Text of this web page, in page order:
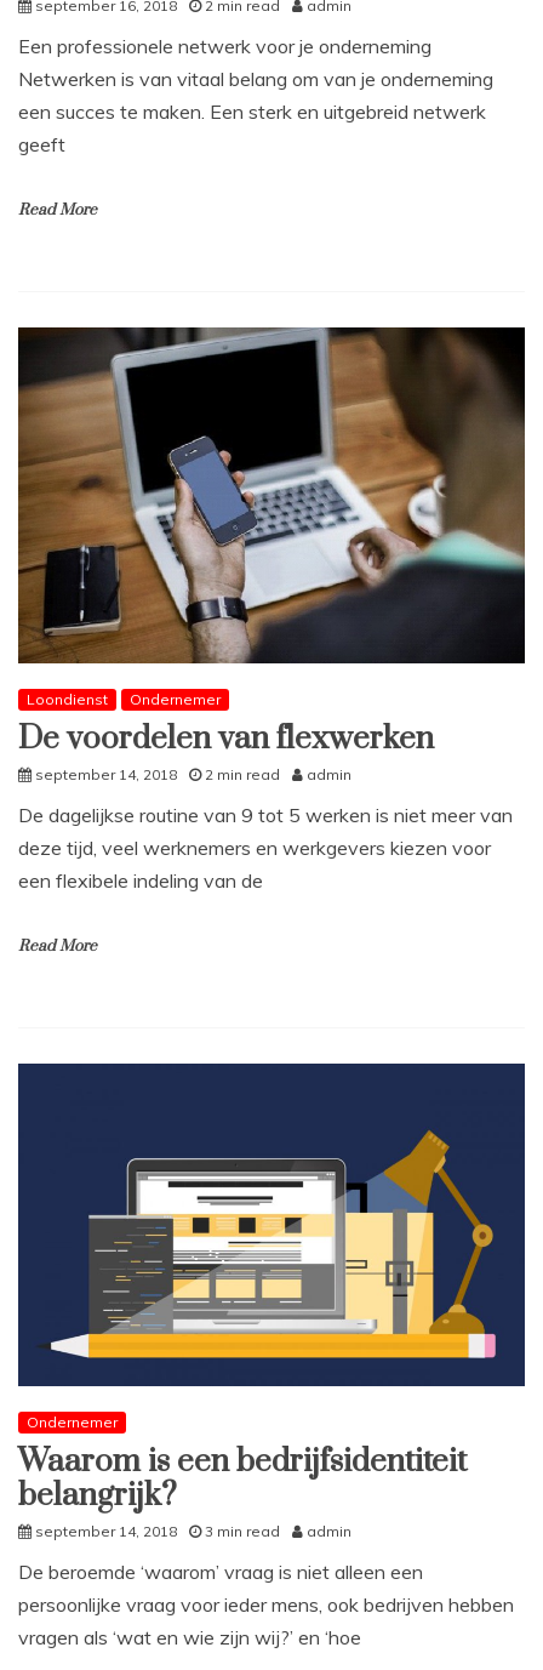
september 16, 2018 2 min read admin
Een professionele netwerk voor je onderneming
Netwerken is van vitaal belang om van je onderneming
een succes te maken. Een sterk en uitgebreid netwerk
geeft
Read More
Loondienst Ondernemer
De voordelen van flexwerken
september 14, 2018 2 min read admin
De dagelijkse routine van 9 tot 5 werken is niet meer van
deze tijd, veel werknemers en werkgevers kiezen voor
een flexibele indeling van de
Read More
Ondernemer
Waarom is een bedrijfsidentiteit
belangrijk?
september 14, 2018 3 min read admin
De beroemde ‘waarom’ vraag is niet alleen een
persoonlijke vraag voor ieder mens, ook bedrijven hebben
vragen als ‘wat en wie zijn wij?’ en ‘hoe